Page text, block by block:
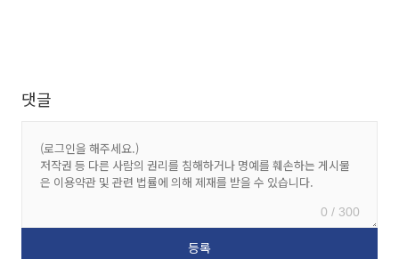
댓글
0 / 300